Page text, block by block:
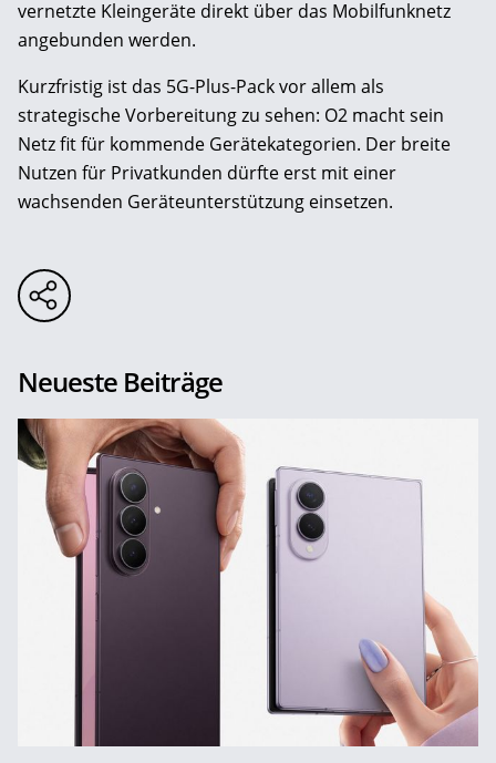
vernetzte Kleingeräte direkt über das Mobilfunknetz
angebunden werden.
Kurzfristig ist das 5G-Plus-Pack vor allem als
strategische Vorbereitung zu sehen: O2 macht sein
Netz fit für kommende Gerätekategorien. Der breite
Nutzen für Privatkunden dürfte erst mit einer
wachsenden Geräteunterstützung einsetzen.
Neueste Beiträge